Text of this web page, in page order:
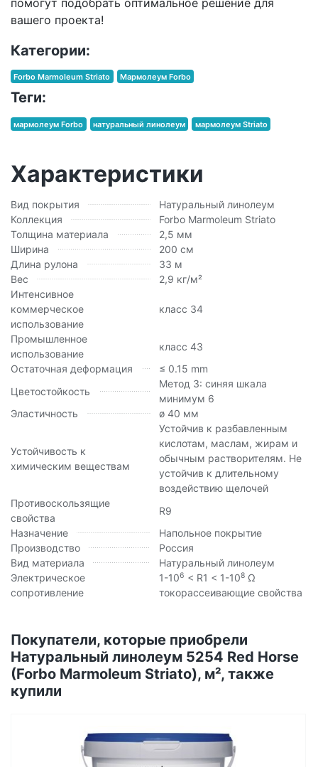
вашего проекта!
Категории:
Forbo Marmoleum Striato Мармолеум Forbo
Теги:
мармолеум Forbo натуральный линолеум мармолеум Striato
Характеристики
Вид покрытия
Натуральный линолеум
Коллекция
Forbo Marmoleum Striato
Толщина материала
2,5 мм
Ширина
200 см
Длина рулона
33 м
Вес
2,9 кг/м²
Интенсивное
коммерческое
использование
класс 34
Промышленное
использование
класс 43
Остаточная деформация
≤ 0.15 mm
Цветостойкость
Метод 3: синяя шкала
минимум 6
Эластичность
ø 40 мм
Устойчивость к
химическим веществам
Устойчив к разбавленным
кислотам, маслам, жирам и
обычным растворителям. Не
устойчив к длительному
воздействию щелочей
Противоскользящие
свойства
R9
Назначение
Напольное покрытие
Производство
Россия
Вид материала
Натуральный линолеум
Электрическое
сопротивление
1-106 < R1 < 1-108 Ω
токорассеивающие свойства
Покупатели, которые приобрели
Натуральный линолеум 5254 Red Horse
(Forbo Marmoleum Striato), м², также
купили